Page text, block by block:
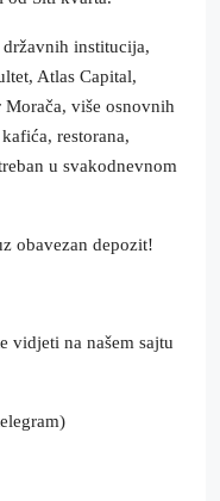
institucija,
Atlas Capital,
Morača, više osnovnih
restorana,
u svakodnevnom
obavezan depozit!
vidjeti na našem sajtu